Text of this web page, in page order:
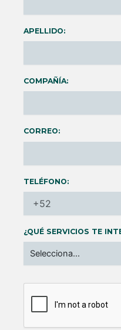
APELLIDO:
COMPAÑÍA:
CORREO:
TELÉFONO:
¿QUÉ SERVICIOS TE